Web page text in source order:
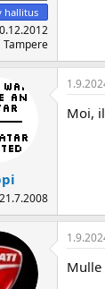
hallitus
Tampere
21.7.2008
Moi,
Mulle